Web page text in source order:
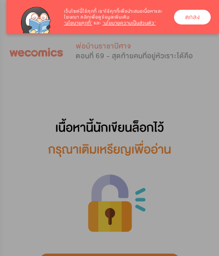
พ่อบ้านราชาปีศาจ
ตอนที่ 69 - สุดท้ายคนที่อยู่หัวเราะได้คือ
เว็บไซต์นี้ใช้คุกกี้ เราใช้คุกกี้เพื่อนำเสนอเนื้อหาและ
โฆษณา คลิกเพื่อดูข้อมูลเพิ่มเติม
‘นโยบายคุกกี้’ และ ‘นโยบายความเป็นส่วนตัว’
ตกลง